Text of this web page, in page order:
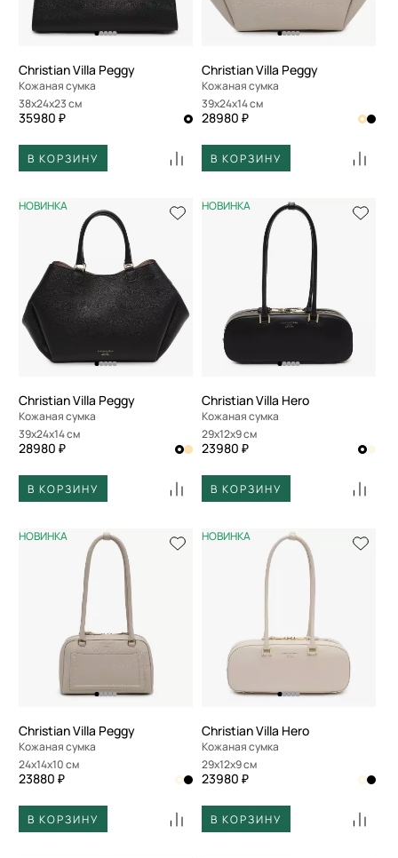
Christian Villa Peggy
Кожаная сумка
38x24x23 см
35980 ₽
В КОРЗИНУ
Christian Villa Peggy
Кожаная сумка
39x24x14 см
28980 ₽
В КОРЗИНУ
НОВИНКА
Christian Villa Peggy
Кожаная сумка
39x24x14 см
28980 ₽
В КОРЗИНУ
НОВИНКА
Christian Villa Hero
Кожаная сумка
29x12x9 см
23980 ₽
В КОРЗИНУ
НОВИНКА
Christian Villa Peggy
Кожаная сумка
24x14x10 см
23880 ₽
В КОРЗИНУ
НОВИНКА
Christian Villa Hero
Кожаная сумка
29x12x9 см
23980 ₽
В КОРЗИНУ